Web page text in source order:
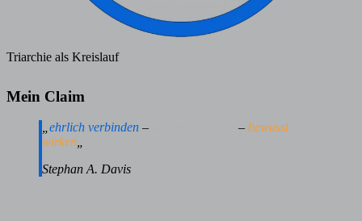
Triarchie als Kreislauf
Mein Claim
ehrlich verbinden – – bewusst
wirken
Stephan A. Davis